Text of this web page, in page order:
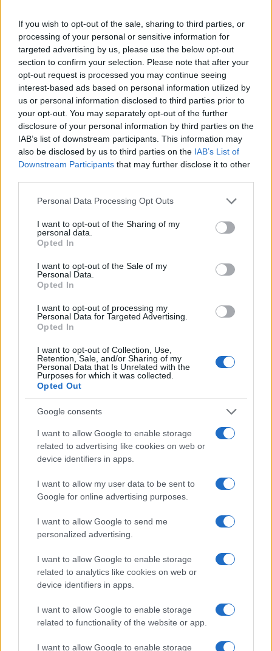
If you wish to opt-out of the sale, sharing to third parties, or
processing of your personal or sensitive information for
targeted advertising by us, please use the below opt-out
section to confirm your selection. Please note that after your
opt-out request is processed you may continue seeing
interest-based ads based on personal information utilized by
us or personal information disclosed to third parties prior to
your opt-out. You may separately opt-out of the further
disclosure of your personal information by third parties on the
IAB’s list of downstream participants. This information may
also be disclosed by us to third parties on the IAB’s List of
Downstream Participants that may further disclose it to other
Please note that this website/app uses one or more Google
not limited to your visit or usage behaviour. You may click to
grant or deny consent to Google and its third-party tags to
use your data for below specified purposes in below Google
consent section.
Personal Data Processing Opt Outs
I want to opt-out of the Sharing of my
personal data.
Opted In
I want to opt-out of the Sale of my
Personal Data.
Opted In
I want to opt-out of processing my
Personal Data for Targeted Advertising.
Opted In
I want to opt-out of Collection, Use,
Retention, Sale, and/or Sharing of my
Personal Data that Is Unrelated with the
Purposes for which it was collected.
Opted Out
Google consents
I want to allow Google to enable storage
related to advertising like cookies on web or
device identifiers in apps.
I want to allow my user data to be sent to
Google for online advertising purposes.
I want to allow Google to send me
personalized advertising.
I want to allow Google to enable storage
related to analytics like cookies on web or
device identifiers in apps.
I want to allow Google to enable storage
related to functionality of the website or app.
I want to allow Google to enable storage
Continua a leggere
NEWS
Personali
Francesca Lombardi · 29 Lug 2026
Quando il gioco di squadra insegna a vivere: calcio, storia e
valore educativo
Francesca Lombardi · 27 Lug 2026